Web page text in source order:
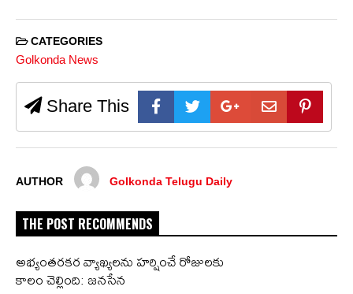
CATEGORIES
Golkonda News
Share This
AUTHOR Golkonda Telugu Daily
THE POST RECOMMENDS
అభ్యంతరకర వ్యాఖ్యలను హర్షించే రోజులకు
కాలం చెల్లింది: జనసేన